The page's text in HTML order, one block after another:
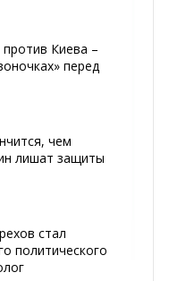
Киева –
перед
чем
лишат защиты
стал
политического